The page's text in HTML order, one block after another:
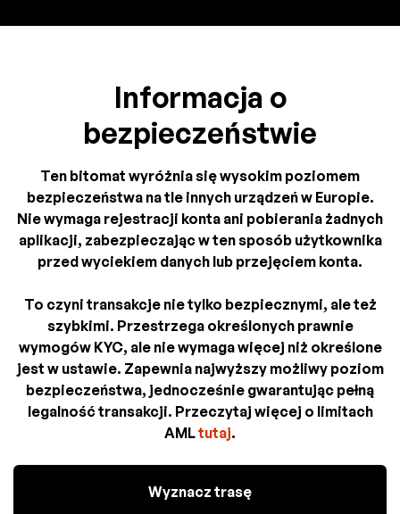
Informacja o
bezpieczeństwie
Ten bitomat wyróżnia się wysokim poziomem
bezpieczeństwa na tle innych urządzeń w Europie.
Nie wymaga rejestracji konta ani pobierania żadnych
aplikacji, zabezpieczając w ten sposób użytkownika
przed wyciekiem danych lub przejęciem konta.
To czyni transakcje nie tylko bezpiecznymi, ale też
szybkimi. Przestrzega określonych prawnie
wymogów KYC, ale nie wymaga więcej niż określone
jest w ustawie. Zapewnia najwyższy możliwy poziom
bezpieczeństwa, jednocześnie gwarantując pełną
legalność transakcji. Przeczytaj więcej o limitach
AMLtutaj.
Wyznacz trasę